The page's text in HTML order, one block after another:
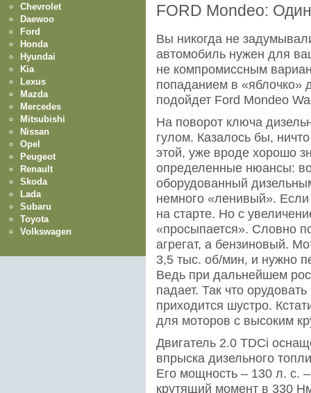
FORD Mondeo:
Вы никогда не
автомобиль нужен для
не компромиссным
попаданием в «яблочко»
подойдет Ford Mondeo
На поворот ключа
гулом. Казалось бы,
этой, уже вроде хорошо
определенные нюансы:
оборудованный
немного «ленивый». Если
на старте. Но с
«просыпается». Словно
агрегат, а бензиновый.
3,5 тыс. об/мин, и нужно
Ведь при дальнейшем
падает. Так что
приходится шустро.
для моторов с высоким
Двигатель 2.0 TDCi
впрыска дизельного
Его мощность – 130 л. с.
крутящий момент в 330
Chevrolet
Daewoo
Ford
Honda
Hyundai
Kia
Lexus
Mazda
Mercedes
Mitsubishi
Nissan
Opel
Peugeot
Renault
Skoda
Lada
Subaru
Toyota
Volkswagen